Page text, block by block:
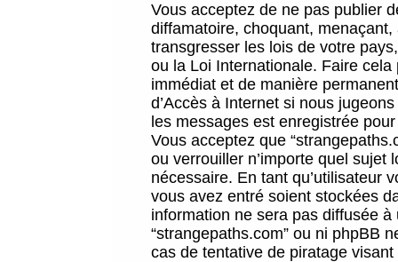
Vous acceptez de ne pas publier
diffamatoire, choquant,
transgresser les lois de votre
ou la Loi Internationale. Faire
immédiat et de manière
d’Accès à Internet si nous
les messages est enregistrée
Vous acceptez que
ou verrouiller n’importe quel sujet
nécessaire. En tant qu’utilisateur
vous avez entré soient stockées
information ne sera pas diffusée
“strangepaths.com” ou ni phpBB
cas de tentative de piratage